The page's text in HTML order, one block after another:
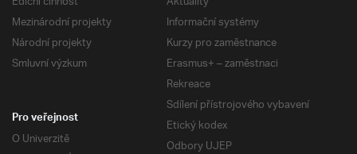
Mezinárodní projekty
Národní projekty
Smluvní výzkum
Informační systémy
Kurzy pro zaměstnance
Erasmus+ – zaměstnaci
Rekreace
Sdílení přístrojového vybavení
Etický kodex
Odbory UJEP
Pro veřejnost
O Univerzitě